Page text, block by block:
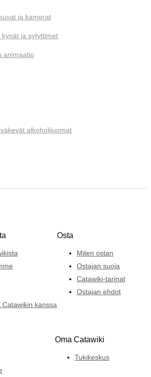
ja kamerat
kynät ja sytyttimet
animaatio
alkoholijuomat
Catawikin kanssa
Osta
Miten ostan
Ostajan suoja
Catawiki-tarinat
Ostajan ehdot
Oma Catawiki
Tukikeskus